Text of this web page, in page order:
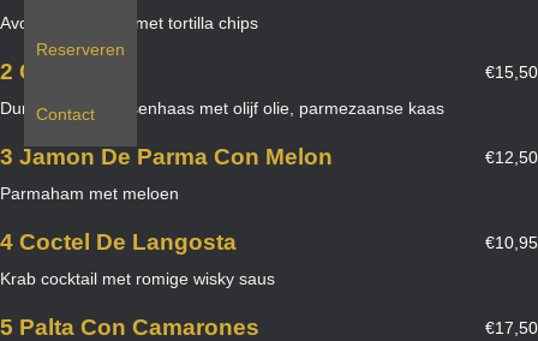
Reserveren
Contact
Avocado dipsaus met tortilla chips
2 Carpaccio
€15,50
Dungesneden ossenhaas met olijf olie, parmezaanse kaas
3 Jamon De Parma Con Melon
€12,50
Parmaham met meloen
4 Coctel De Langosta
€10,95
Krab cocktail met romige wisky saus
5 Palta Con Camarones
€17,50